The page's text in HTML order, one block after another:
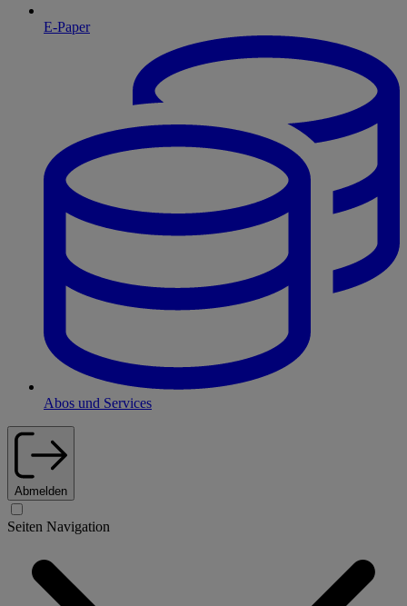
E-Paper
Abos und Services
Abmelden
Seiten Navigation